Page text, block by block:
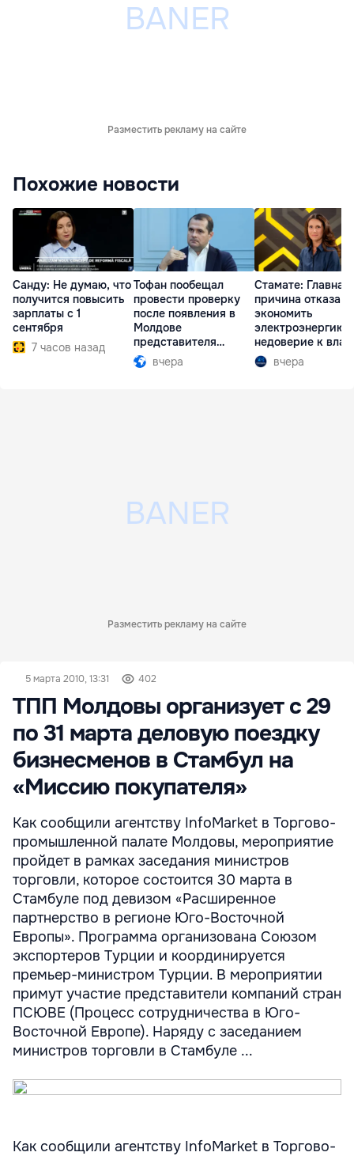
Разместить рекламу на сайте
Похожие новости
Санду: Не думаю, что
получится повысить
зарплаты с 1
сентября
7 часов назад
Тофан пообещал
провести проверку
после появления в
Молдове
представителя
Южной Осетии
вчера
Стамате: Главная
причина отказа
экономить
электроэнергию
недоверие к
вчера
Разместить рекламу на сайте
5 марта 2010, 13:31 402
ТПП Молдовы организует с 29
по 31 марта деловую поездку
бизнесменов в Стамбул на
«Миссию покупателя»
Как сообщили агентству InfoMarket в Торгово-
промышленной палате Молдовы, мероприятие
пройдет в рамках заседания министров
торговли, которое состоится 30 марта в
Стамбуле под девизом «Расширенное
партнерство в регионе Юго-Восточной
Европы». Программа организована Союзом
экспортеров Турции и координируется
премьер-министром Турции. В мероприятии
примут участие представители компаний стран
ПСЮВЕ (Процесс сотрудничества в Юго-
Восточной Европе). Наряду с заседанием
министров торговли в Стамбуле ...
Как сообщили агентству InfoMarket в Торгово-